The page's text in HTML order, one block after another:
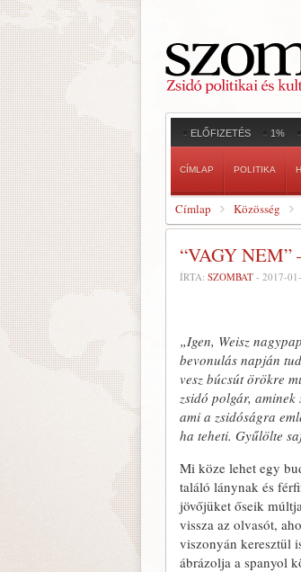
ELŐFIZETÉS 1%
CÍMLAP POLITIKA
Címlap Közösség
“VAGY
ÍRTA: SZOMBAT - 2017-
„Igen, Weisz
bevonulás napján
vesz búcsút örökre
zsidó polgár,
ami a zsidóságra
ha teheti. Gyűlölte
Mi köze lehet egy
találó lánynak és
jövőjüket őseik
vissza az olvasót,
viszonyán keresztül
ábrázolja a spanyol